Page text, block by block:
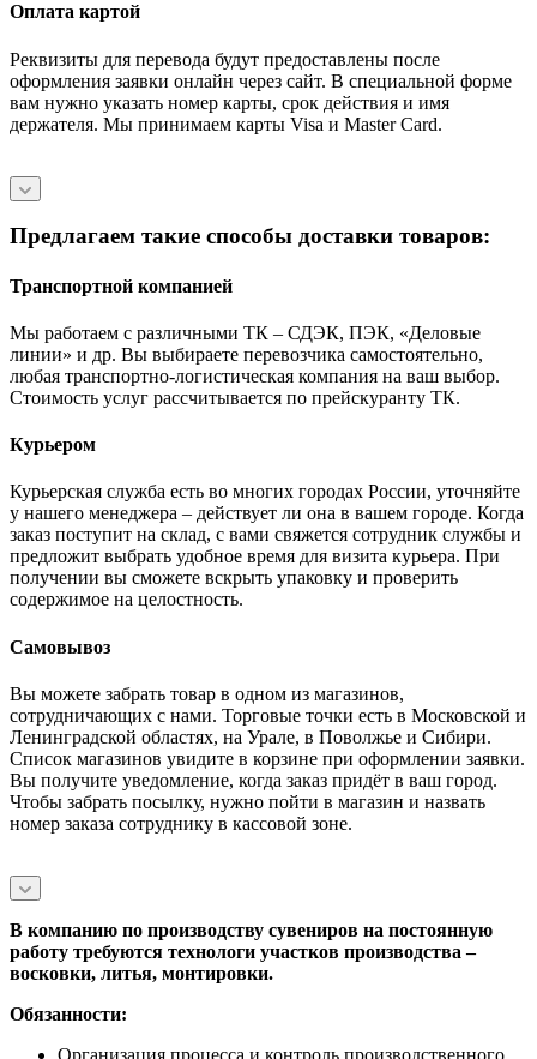
Оплата картой
Реквизиты для перевода будут предоставлены после
оформления заявки онлайн через сайт. В специальной форме
вам нужно указать номер карты, срок действия и имя
держателя. Мы принимаем карты Visa и Master Card.
Предлагаем такие способы доставки товаров:
Транспортной компанией
Мы работаем с различными ТК – СДЭК, ПЭК, «Деловые
линии» и др. Вы выбираете перевозчика самостоятельно,
любая транспортно-логистическая компания на ваш выбор.
Cтоимость услуг рассчитывается по прейскуранту ТК.
Курьером
Курьерская служба есть во многих городах России, уточняйте
у нашего менеджера – действует ли она в вашем городе. Когда
заказ поступит на склад, с вами свяжется сотрудник службы и
предложит выбрать удобное время для визита курьера. При
получении вы сможете вскрыть упаковку и проверить
содержимое на целостность.
Самовывоз
Вы можете забрать товар в одном из магазинов,
сотрудничающих с нами. Торговые точки есть в Московской и
Ленинградской областях, на Урале, в Поволжье и Сибири.
Список магазинов увидите в корзине при оформлении заявки.
Вы получите уведомление, когда заказ придёт в ваш город.
Чтобы забрать посылку, нужно пойти в магазин и назвать
номер заказа сотруднику в кассовой зоне.
В компанию по производству сувениров на постоянную
работу требуются технологи участков производства –
восковки, литья, монтировки.
Обязанности:
Организация процесса и контроль производственного